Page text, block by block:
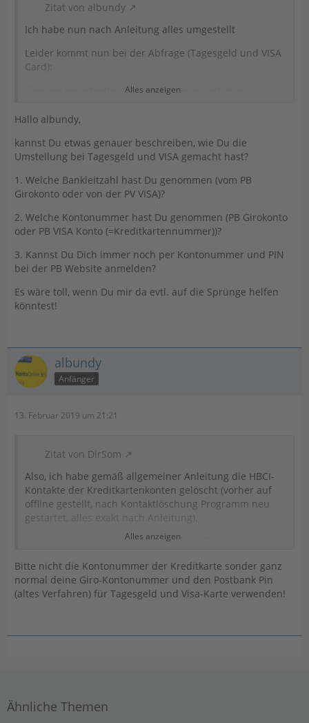
Zitat von albundy
Ich habe nun nach Anleitung alles umgestellt
Leider kommt nun bei der Abfrage (Tagesgeld und VISA
Card):
"Bei der Verarbeitung ist ein Fehler aufgetreten:
Verarbeitung nicht möglich. (9010); Anmeldung ist nur
mit Kontonummer möglich
(9210)
Synchronisieren Sie den Banking Kontakt neu.
Bitte beachten Sie, dass bei mehrmaliger Fehlereingabe
von PIN und TAN Ihr Konto
gesperrt werden kann!"
Überweisungsfunktion werde ich dann noch prüfen...
...Überweisungen funktionieren nach Umstellung auch
wieder !
"EDIT"
Verfahren stehen
"EDIT 2"
Alles anzeigen
Hallo albundy,
kannst Du etwas genauer beschreiben, wie Du die
Umstellung bei Tagesgeld und VISA gemacht hast?
1. Welche Bankleitzahl hast Du genommen (vom PB
Girokonto oder von der PV VISA)?
2. Welche Kontonummer hast Du genommen (PB Girokonto
oder PB VISA Konto (=Kreditkartennummer))?
3. Kannst Du Dich immer noch per Kontonummer und PIN
bei der PB Website anmelden?
Es wäre toll, wenn Du mir da evtl. auf die Sprünge helfen
könntest!
albundy
Anfänger
13. Februar 2019 um 21:21
Zitat von DirSom
Also, ich habe gemäß allgemeiner Anleitung die HBCI-
Kontakte der Kreditkartenkonten gelöscht (vorher auf
offline gestellt, nach Kontaktlöschung Programm neu
gestartet, alles exakt nach Anleitung).
Anschließend habe ich gemäß obigem Tipp versucht,
funktioniert die Verwendung der Postbank ID mit
Passwort nicht - wieder der Hinweis, die Kontonummer
zu verwenden.
Kreditkartenabrechnung mit dem gleichen Passwort
PS.
Alles anzeigen
Bitte nicht die Kontonummer der Kreditkarte sonder ganz
normal deine Giro-Kontonummer und den Postbank Pin
(altes Verfahren) für Tagesgeld und Visa-Karte verwenden!
Ähnliche Themen